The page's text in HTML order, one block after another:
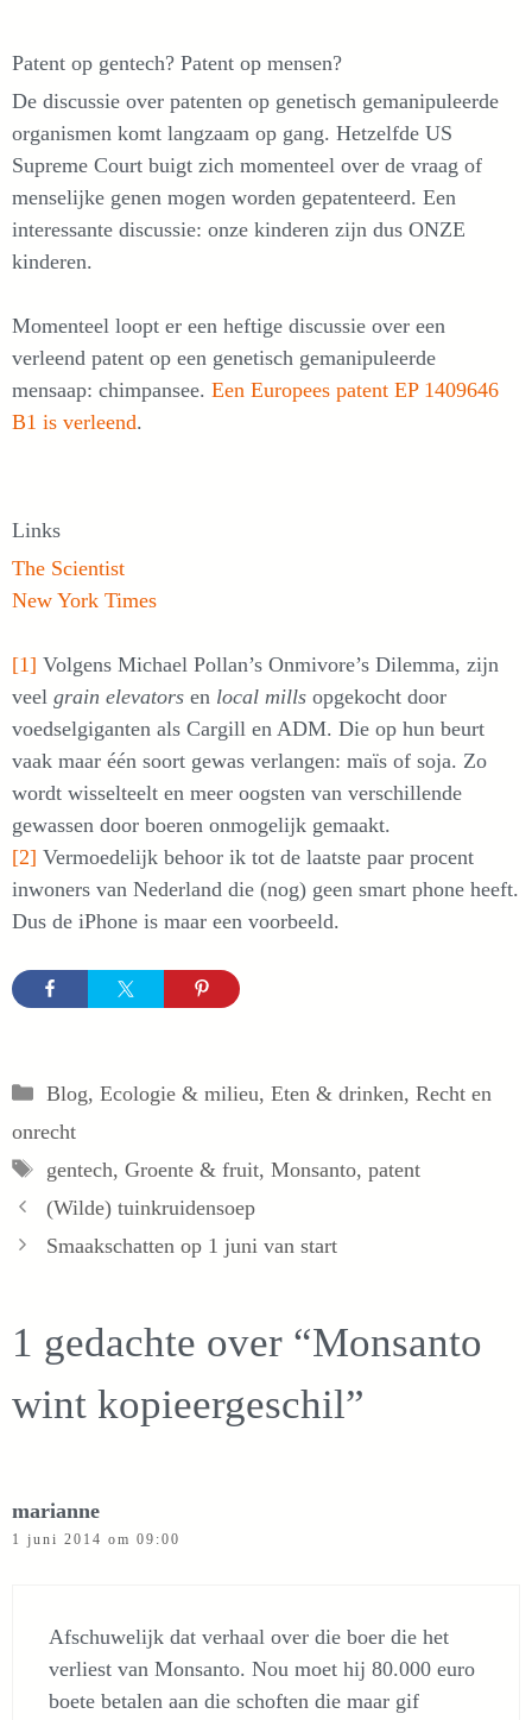
Patent op gentech? Patent op mensen?
De discussie over patenten op genetisch gemanipuleerde
organismen komt langzaam op gang. Hetzelfde US
Supreme Court buigt zich momenteel over de vraag of
menselijke genen mogen worden gepatenteerd. Een
interessante discussie: onze kinderen zijn dus ONZE
kinderen.
Momenteel loopt er een heftige discussie over een
verleend patent op een genetisch gemanipuleerde
mensaap: chimpansee. Een Europees patent EP 1409646
B1 is verleend.
Links
The Scientist
New York Times
[1] Volgens Michael Pollan’s Onmivore’s Dilemma, zijn
veel grain elevators en local mills opgekocht door
voedselgiganten als Cargill en ADM. Die op hun beurt
vaak maar één soort gewas verlangen: maïs of soja. Zo
wordt wisselteelt en meer oogsten van verschillende
gewassen door boeren onmogelijk gemaakt.
[2] Vermoedelijk behoor ik tot de laatste paar procent
inwoners van Nederland die (nog) geen smart phone heeft.
Dus de iPhone is maar een voorbeeld.
Categorieën
Blog, Ecologie & milieu, Eten & drinken, Recht en
onrecht
Tags
gentech, Groente & fruit, Monsanto, patent
(Wilde) tuinkruidensoep
Smaakschatten op 1 juni van start
1 gedachte over “Monsanto
wint kopieergeschil”
marianne
1 juni 2014 om 09:00
Afschuwelijk dat verhaal over die boer die het
verliest van Monsanto. Nou moet hij 80.000 euro
boete betalen aan die schoften die maar gif